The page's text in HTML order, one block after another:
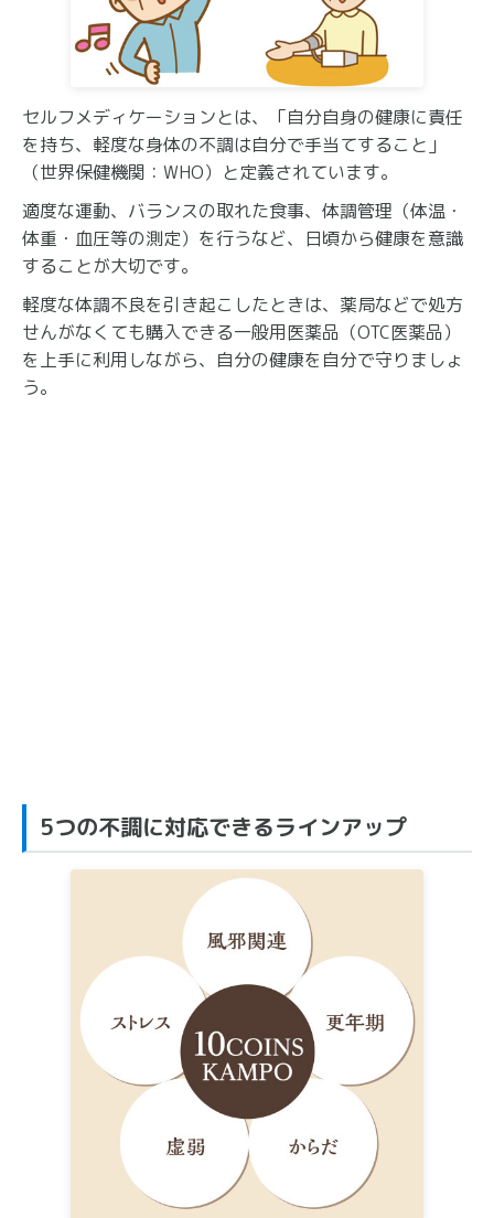
セルフメディケーションとは、「自分自身の健康に責任
を持ち、軽度な身体の不調は自分で手当てすること」
（世界保健機関：WHO）と定義されています。
適度な運動、バランスの取れた食事、体調管理（体温・
体重・血圧等の測定）を行うなど、日頃から健康を意識
することが大切です。
軽度な体調不良を引き起こしたときは、薬局などで処方
せんがなくても購入できる一般用医薬品（OTC医薬品）
を上手に利用しながら、自分の健康を自分で守りましょ
う。
5つの不調に対応できるラインアップ